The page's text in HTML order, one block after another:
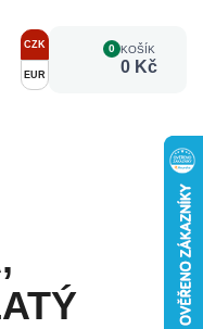
CZK
EUR
0 KOŠÍK
0 Kč